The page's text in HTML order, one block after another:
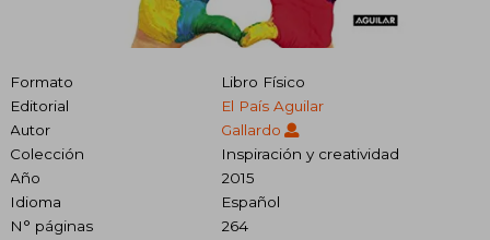
Formato
Libro Físico
Editorial
El País Aguilar
Autor
Gallardo
Colección
Inspiración y creatividad
Año
2015
Idioma
Español
N° páginas
264